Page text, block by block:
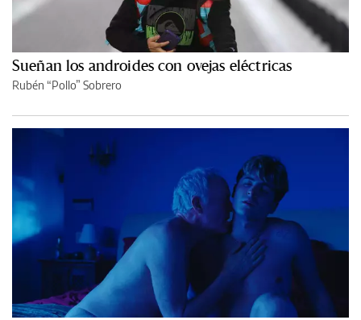
Sueñan los androides con ovejas eléctricas
Rubén “Pollo” Sobrero